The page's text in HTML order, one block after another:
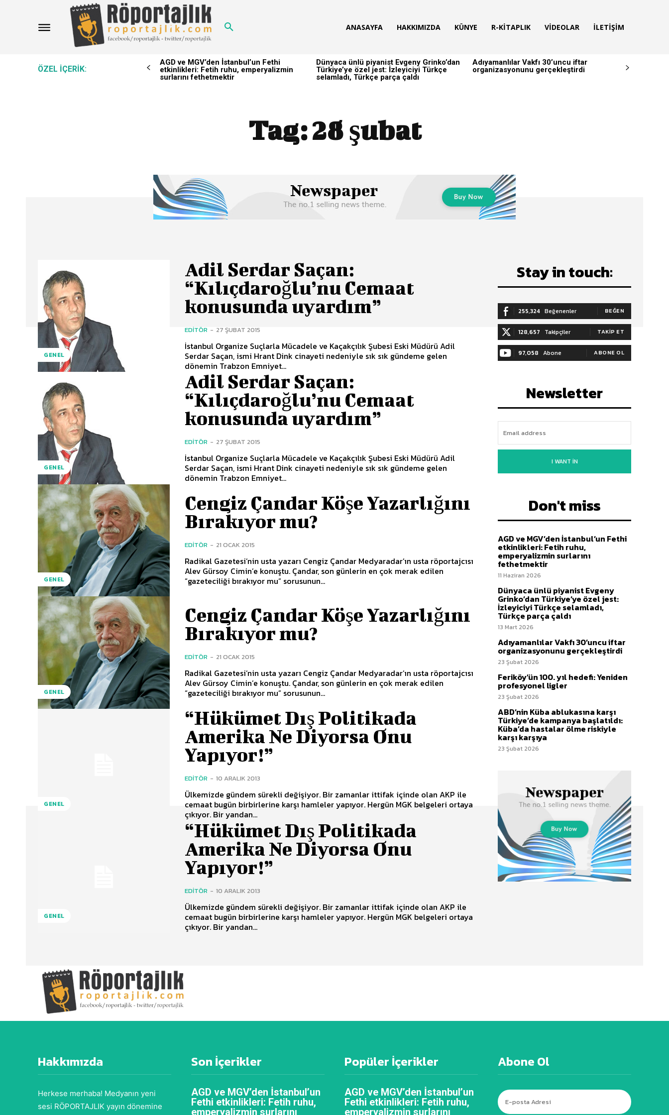
ANASAYFA HAKKIMIZDA KÜNYE R-KITAPLIK VIDEOLAR İLETIŞIM
ÖZEL IÇERIK:
AGD ve MGV’den İstanbul’un Fethi
etkinlikleri: Fetih ruhu, emperyalizmin
surlarını fethetmektir
Dünyaca ünlü piyanist Evgeny Grinko’dan
Türkiye’ye özel jest: İzleyiciyi Türkçe
selamladı, Türkçe parça çaldı
Adıyamanlılar Vakfı 30’uncu iftar
organizasyonunu gerçekleştirdi
Tag:28 şubat
GENEL
Adil Serdar Saçan:
“Kılıçdaroğlu’nu Cemaat
konusunda uyardım”
EDITÖR - 27 ŞUBAT 2015
İstanbul Organize Suçlarla Mücadele ve Kaçakçılık Şubesi Eski Müdürü Adil
Serdar Saçan, ismi Hrant Dink cinayeti nedeniyle sık sık gündeme gelen
dönemin Trabzon Emniyet...
GENEL
Adil Serdar Saçan:
“Kılıçdaroğlu’nu Cemaat
konusunda uyardım”
EDITÖR - 27 ŞUBAT 2015
İstanbul Organize Suçlarla Mücadele ve Kaçakçılık Şubesi Eski Müdürü Adil
Serdar Saçan, ismi Hrant Dink cinayeti nedeniyle sık sık gündeme gelen
dönemin Trabzon Emniyet...
GENEL
Cengiz Çandar Köşe Yazarlığını
Bırakıyor mu?
EDITÖR - 21 OCAK 2015
Radikal Gazetesi’nin usta yazarı Cengiz Çandar Medyaradar’ın usta röportajcısı
Alev Gürsoy Cimin’e konuştu. Çandar, son günlerin en çok merak edilen
“gazeteciliği bırakıyor mu” sorusunun...
GENEL
Cengiz Çandar Köşe Yazarlığını
Bırakıyor mu?
EDITÖR - 21 OCAK 2015
Radikal Gazetesi’nin usta yazarı Cengiz Çandar Medyaradar’ın usta röportajcısı
Alev Gürsoy Cimin’e konuştu. Çandar, son günlerin en çok merak edilen
“gazeteciliği bırakıyor mu” sorusunun...
GENEL
“Hükümet Dış Politikada
Amerika Ne Diyorsa Onu
Yapıyor!”
EDITÖR - 10 ARALIK 2013
Ülkemizde gündem sürekli değişiyor. Bir zamanlar ittifak içinde olan AKP ile
cemaat bugün birbirlerine karşı hamleler yapıyor. Hergün MGK belgeleri ortaya
çıkıyor. Bir yandan...
GENEL
“Hükümet Dış Politikada
Amerika Ne Diyorsa Onu
Yapıyor!”
EDITÖR - 10 ARALIK 2013
Ülkemizde gündem sürekli değişiyor. Bir zamanlar ittifak içinde olan AKP ile
cemaat bugün birbirlerine karşı hamleler yapıyor. Hergün MGK belgeleri ortaya
çıkıyor. Bir yandan...
Stay in touch:
255,324 Beğenenler BEĞEN
128,657 Takipçiler TAKIP ET
97,058 Abone ABONE OL
Newsletter
I WANT IN
Don't miss
AGD ve MGV’den İstanbul’un Fethi
etkinlikleri: Fetih ruhu,
emperyalizmin surlarını
fethetmektir
11 Haziran 2026
Dünyaca ünlü piyanist Evgeny
Grinko’dan Türkiye’ye özel jest:
İzleyiciyi Türkçe selamladı,
Türkçe parça çaldı
13 Mart 2026
Adıyamanlılar Vakfı 30’uncu iftar
organizasyonunu gerçekleştirdi
23 Şubat 2026
Feriköy’ün 100. yıl hedefi: Yeniden
profesyonel ligler
23 Şubat 2026
ABD’nin Küba ablukasına karşı
Türkiye’de kampanya başlatıldı:
Küba’da hastalar ölme riskiyle
karşı karşıya
23 Şubat 2026
Hakkımızda
Herkese merhaba! Medyanın yeni
sesi RÖPORTAJLIK yayın dönemine
Son İçerikler
AGD ve MGV’den İstanbul’un
Fethi etkinlikleri: Fetih ruhu,
emperyalizmin surlarını
Popüler İçerikler
AGD ve MGV’den İstanbul’un
Fethi etkinlikleri: Fetih ruhu,
emperyalizmin surlarını
Abone Ol